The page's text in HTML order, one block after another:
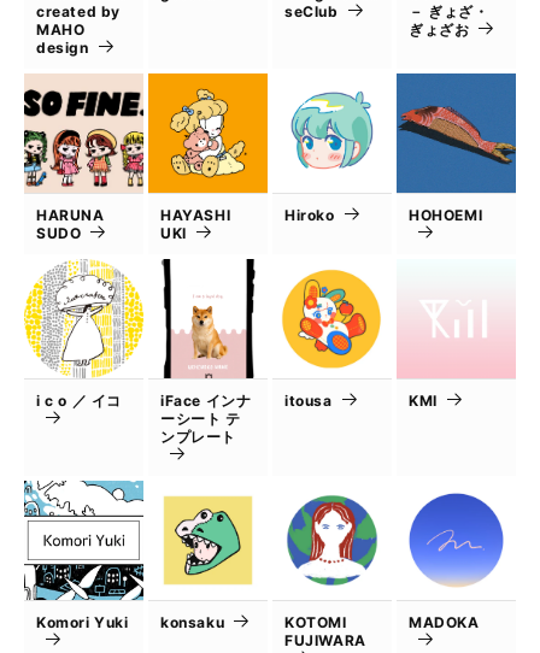
created by
MAHO
design
seClub
－ ぎょざ・
ぎょざお
HARUNA
SUDO
HAYASHI
UKI
Hiroko HOHOEMI
i c o ／ イコ
iFace インナ
ーシート テ
ンプレート
itousa KMI
Komori Yuki konsaku
KOTOMI
FUJIWARA
MADOKA